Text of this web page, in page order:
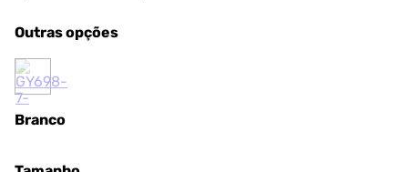
Outras opções
Branco